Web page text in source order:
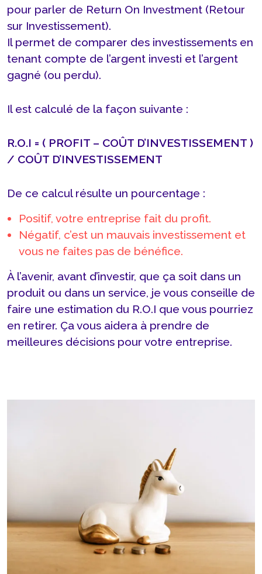
pour parler de Return On Investment (Retour
sur Investissement).
Il permet de comparer des investissements en
tenant compte de l’argent investi et l’argent
gagné (ou perdu).
Il est calculé de la façon suivante :
R.O.I = ( PROFIT – COÛT D’INVESTISSEMENT )
/ COÛT D’INVESTISSEMENT
De ce calcul résulte un pourcentage :
Positif, votre entreprise fait du profit.
Négatif, c’est un mauvais investissement et
vous ne faites pas de bénéfice.
À l’avenir, avant d’investir, que ça soit dans un
produit ou dans un service, je vous conseille de
faire une estimation du R.O.I que vous pourriez
en retirer. Ça vous aidera à prendre de
meilleures décisions pour votre entreprise.